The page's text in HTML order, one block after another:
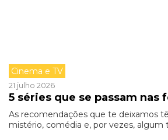
Cinema e TV
21 julho 2026
5 séries que se passam nas
As recomendações que te deixamos
mistério, comédia e, por vezes, algum